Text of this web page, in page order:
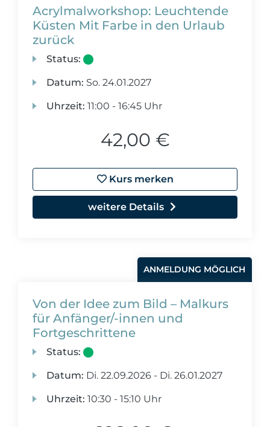
Acrylmalworkshop: Leuchtende
Küsten Mit Farbe in den Urlaub
zurück
Status:
Datum: So. 24.01.2027
Uhrzeit: 11:00 - 16:45 Uhr
42,00 €
Kurs merken
weitere Details
ANMELDUNG MÖGLICH
Von der Idee zum Bild – Malkurs
für Anfänger/-innen und
Fortgeschrittene
Status:
Datum: Di. 22.09.2026 - Di. 26.01.2027
Uhrzeit: 10:30 - 15:10 Uhr